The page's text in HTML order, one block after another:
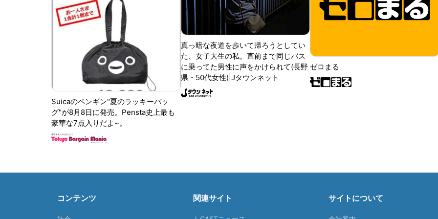
Suicaのペンギン"夏のラッキーバッ
グ"が8月8日に発売。Pensta史上最も
豪華な7点入りだよ~。
真っ暗な夜道を歩いて帰ろうとしてい
た、女子大生の私。直前まで同じバス
に乗ってた男性に声をかけられて(長野
県・50代女性)|Jタウンネット
ゼロまる
コンテンツ 関連サイト サイトについて